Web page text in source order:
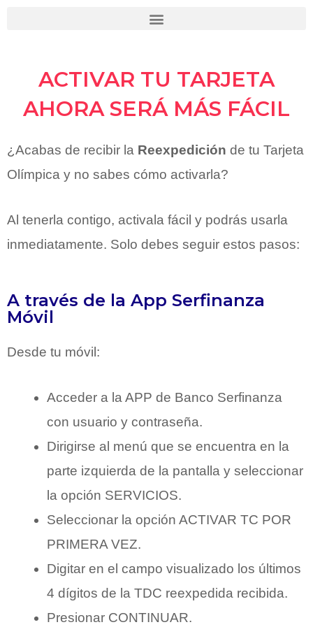
ACTIVAR TU TARJETA
AHORA SERÁ MÁS FÁCIL
¿Acabas de recibir la Reexpedición de tu Tarjeta
Olímpica y no sabes cómo activarla?
Al tenerla contigo, activala fácil y podrás usarla
inmediatamente. Solo debes seguir estos pasos:
A través de la App Serfinanza
Móvil
Desde tu móvil:
Acceder a la APP de Banco Serfinanza
con usuario y contraseña.
Dirigirse al menú que se encuentra en la
parte izquierda de la pantalla y seleccionar
la opción SERVICIOS.
Seleccionar la opción ACTIVAR TC POR
PRIMERA VEZ.
Digitar en el campo visualizado los últimos
4 dígitos de la TDC reexpedida recibida.
Presionar CONTINUAR.